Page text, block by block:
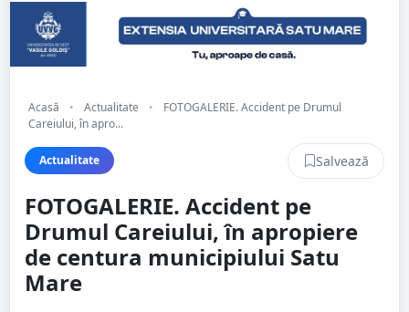
Acasă • Actualitate •
FOTOGALERIE. Accident pe Drumul
Careiului, în apro...
Actualitate Salvează
FOTOGALERIE. Accident pe
Drumul Careiului, în apropiere
de centura municipiului Satu
Mare